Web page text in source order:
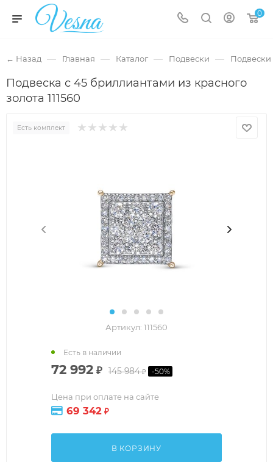
0
← Назад — Главная — Каталог — Подвески — Подвески
Подвеска с 45 бриллиантами из красного
золота 111560
Есть комплект
Артикул: 111560
72 992 ₽ 145 984₽ -50%
Цена при оплате на сайте
69 342 ₽
Есть в наличии
В КОРЗИНУ